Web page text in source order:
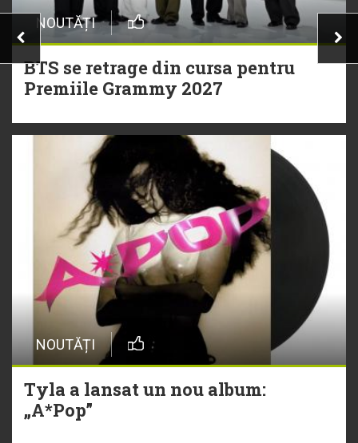
NOUTĂȚI
BTS se retrage din cursa pentru
Premiile Grammy 2027
NOUTĂȚI
Tyla a lansat un nou album:
„A*Pop”